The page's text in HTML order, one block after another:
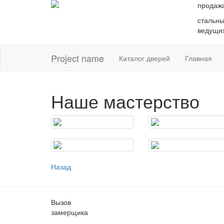
Project name Каталог дверей Главная
Наше мастерство
Назад
Вызов
замерщика